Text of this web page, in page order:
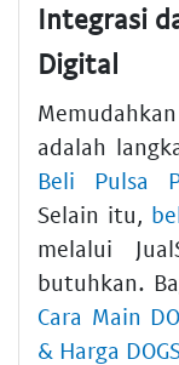
Integrasi
Digital
adalah
Beli Pulsa
Selain itu,
melalui
butuhkan.
Cara Main
& Harga